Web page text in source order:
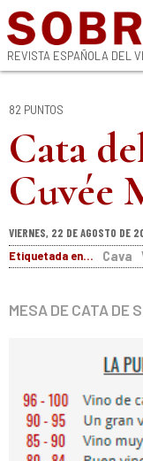
REVISTA ESPAÑOLA DEL
82 PUNTOS
Cata
Cuvée
VIERNES, 22 DE AGOSTO DE
Etiquetada en...
Cava
MESA DE CATA DE